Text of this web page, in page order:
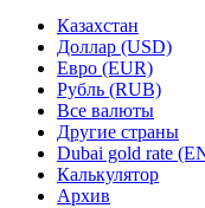
Казахстан
Доллар (USD)
Евро (EUR)
Рубль (RUB)
Все валюты
Другие страны
Dubai gold rate
Калькулятор
Архив